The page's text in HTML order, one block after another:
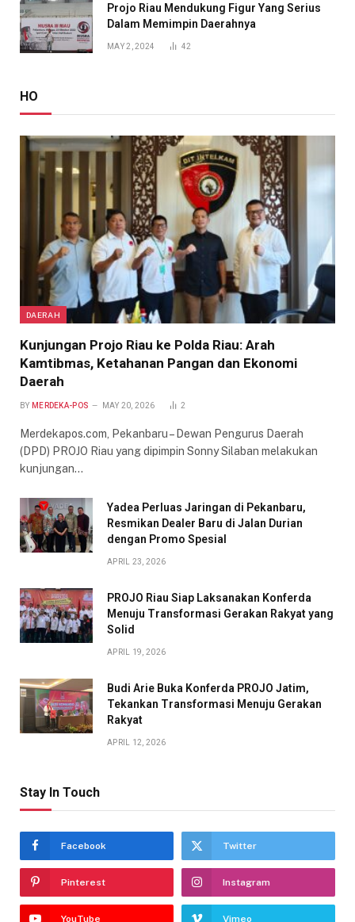
Projo Riau Mendukung Figur Yang Serius
Dalam Memimpin Daerahnya
MAY 2, 2024 42
HO
DAERAH
Kunjungan Projo Riau ke Polda Riau: Arah
Kamtibmas, Ketahanan Pangan dan Ekonomi
Daerah
BY MERDEKA-POS MAY 20, 2026 2
Merdekapos.com, Pekanbaru – Dewan Pengurus Daerah
(DPD) PROJO Riau yang dipimpin Sonny Silaban melakukan
kunjungan…
Yadea Perluas Jaringan di Pekanbaru,
Resmikan Dealer Baru di Jalan Durian
dengan Promo Spesial
APRIL 23, 2026
PROJO Riau Siap Laksanakan Konferda
Menuju Transformasi Gerakan Rakyat yang
Solid
APRIL 19, 2026
Budi Arie Buka Konferda PROJO Jatim,
Tekankan Transformasi Menuju Gerakan
Rakyat
APRIL 12, 2026
Stay In Touch
Facebook Twitter
Pinterest Instagram
YouTube Vimeo